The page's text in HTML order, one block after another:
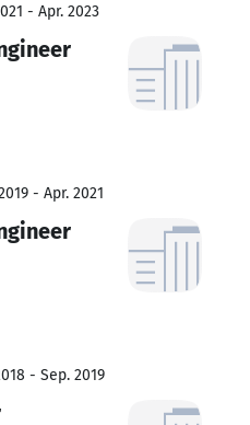
- Apr. 2023
- Apr. 2021
- Sep. 2019